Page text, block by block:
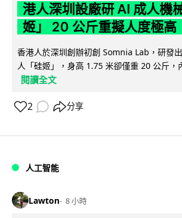
港人深圳設廠研 AI 成人機
姬」 20 公斤重擬人度極高
香港人於深圳創辦初創 Somnia Lab，研發
人「硅姬」，身高 1.75 米卻僅重 20 公斤，
閱讀全文
2 分享
人工智能
Lawton 8 小時